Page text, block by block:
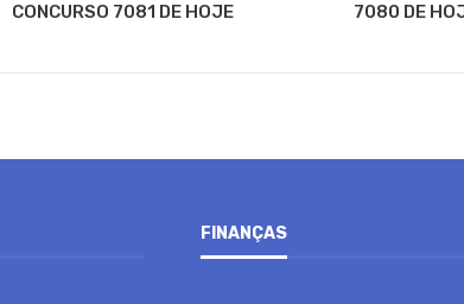
CONCURSO 7081 DE HOJE
7080 DE
FINANÇAS